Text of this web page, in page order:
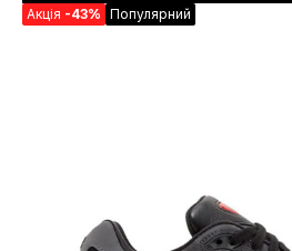
Акція -43% Популярний